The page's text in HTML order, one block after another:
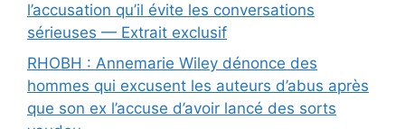
l’accusation qu’il évite les conversations
sérieuses — Extrait exclusif
RHOBH : Annemarie Wiley dénonce des
hommes qui excusent les auteurs d’abus après
que son ex l’accuse d’avoir lancé des sorts